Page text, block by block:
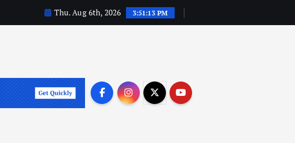
Thu. Aug 6th, 2026 3:51:14 PM